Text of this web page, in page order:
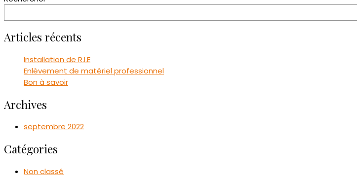
Articles récents
Installation de R.I.E
Enlèvement de matériel professionnel
Bon à savoir
Archives
septembre 2022
Catégories
Non classé